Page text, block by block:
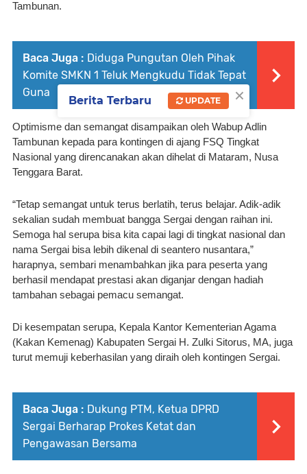
Tambunan.
Baca Juga : Diduga Pungutan Oleh Pihak
Komite SMKN 1 Teluk Mengkudu Tidak Tepat
Guna
Optimisme dan semangat disampaikan oleh Wabup Adlin
Tambunan kepada para kontingen di ajang FSQ Tingkat
Nasional yang direncanakan akan dihelat di Mataram, Nusa
Tenggara Barat.
“Tetap semangat untuk terus berlatih, terus belajar. Adik-adik
sekalian sudah membuat bangga Sergai dengan raihan ini.
Semoga hal serupa bisa kita capai lagi di tingkat nasional dan
nama Sergai bisa lebih dikenal di seantero nusantara,”
harapnya, sembari menambahkan jika para peserta yang
berhasil mendapat prestasi akan diganjar dengan hadiah
tambahan sebagai pemacu semangat.
Di kesempatan serupa, Kepala Kantor Kementerian Agama
(Kakan Kemenag) Kabupaten Sergai H. Zulki Sitorus, MA, juga
turut memuji keberhasilan yang diraih oleh kontingen Sergai.
Baca Juga : Dukung PTM, Ketua DPRD
Sergai Berharap Prokes Ketat dan
Pengawasan Bersama
×
Berita Terbaru UPDATE